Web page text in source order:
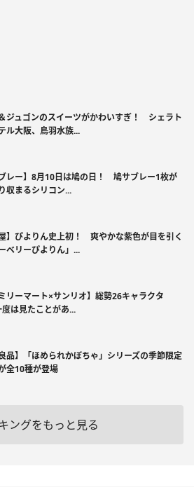
ジュゴンのスイーツがかわいすぎ！ シェラト
ル大阪、鳥羽水族...
ブレー】8月10日は鳩の日！ 鳩サブレー1枚が
収まるシリコン...
屋】ぴよりん史上初！ 爽やかな紫色が目を引く
ベリーぴよりん」...
ミリーマート×サンリオ】総勢26キャラクタ
は見たことがあ...
良品】「ほめられかぼちゃ」シリーズの季節限定
全10種が登場
ングをもっと見る